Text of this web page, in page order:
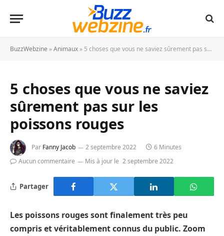
BuzzWebzine »Animaux » 5 choses que vous ne saviez sûrement pas sur les poissons rouges
5 choses que vous ne saviez
sûrement pas sur les
poissons rouges
Par Fanny Jacob 2 septembre 2022
6 Minutes
Aucun commentaire
Mis à jour le 2 septembre 2022
Partager
Les poissons rouges sont finalement très peu
compris et véritablement connus du public. Zoom